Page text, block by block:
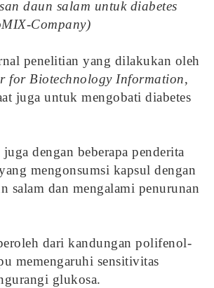
daun salam untuk diabetes
Company)
penelitian yang dilakukan oleh
for Biotechnology Information,
juga untuk mengobati diabetes
dengan beberapa penderita
mengonsumsi kapsul dengan
salam dan mengalami penurunan
dari kandungan polifenol-
memengaruhi sensitivitas
glukosa.